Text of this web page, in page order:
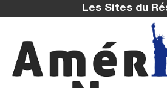
Les Sites du